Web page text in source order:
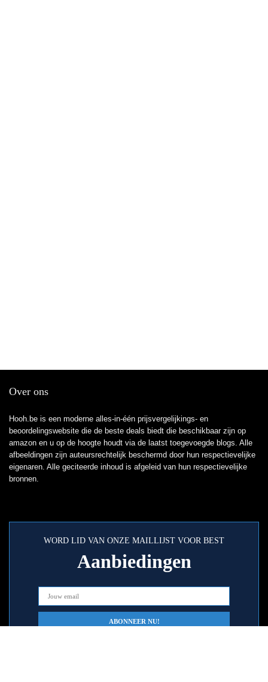
Over ons
Hooh.be is een moderne alles-in-één prijsvergelijkings- en
beoordelingswebsite die de beste deals biedt die beschikbaar zijn op
amazon en u op de hoogte houdt via de laatst toegevoegde blogs. Alle
afbeeldingen zijn auteursrechtelijk beschermd door hun respectievelijke
eigenaren. Alle geciteerde inhoud is afgeleid van hun respectievelijke
bronnen.
WORD LID VAN ONZE MAILLIJST VOOR BEST
Aanbiedingen